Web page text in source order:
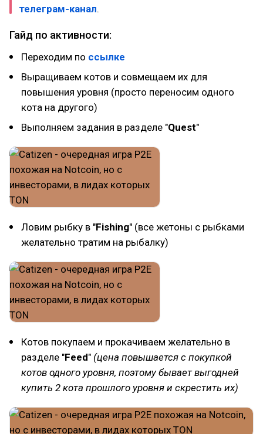
телеграм-канал.
Гайд по активности:
Переходим по ссылке
Выращиваем котов и совмещаем их для
повышения уровня (просто переносим одного
кота на другого)
Выполняем задания в разделе "Quest"
Ловим рыбку в "Fishing" (все жетоны с рыбками
желательно тратим на рыбалку)
Котов покупаем и прокачиваем желательно в
разделе "Feed" (цена повышается с покупкой
котов одного уровня, поэтому бывает выгодней
купить 2 кота прошлого уровня и скрестить их)